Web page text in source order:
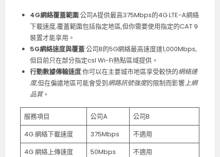
4G網絡覆蓋範圍:公司A提供最高375Mbps的4G LTE-A網絡
下載速度,覆蓋範圍包括指定地區,但你需要使用指定的CAT 9
裝置才能享用。
5G網絡速度與覆蓋:公司B的5G網絡最高速度達1,000Mbps,
但目前只在部分指定csl Wi-Fi熱點區域提供。
行動數據傳輸速度:你可以在主要城市地區享受較快的網絡速
度,但在偏遠地區可能會受到網路訊號強度的限制而影響上網
品質。
服務項目 公司A
公司B
4G 網絡下載速度
375Mbps
不適用
4G 網絡上傳速度
50Mbps
不適用